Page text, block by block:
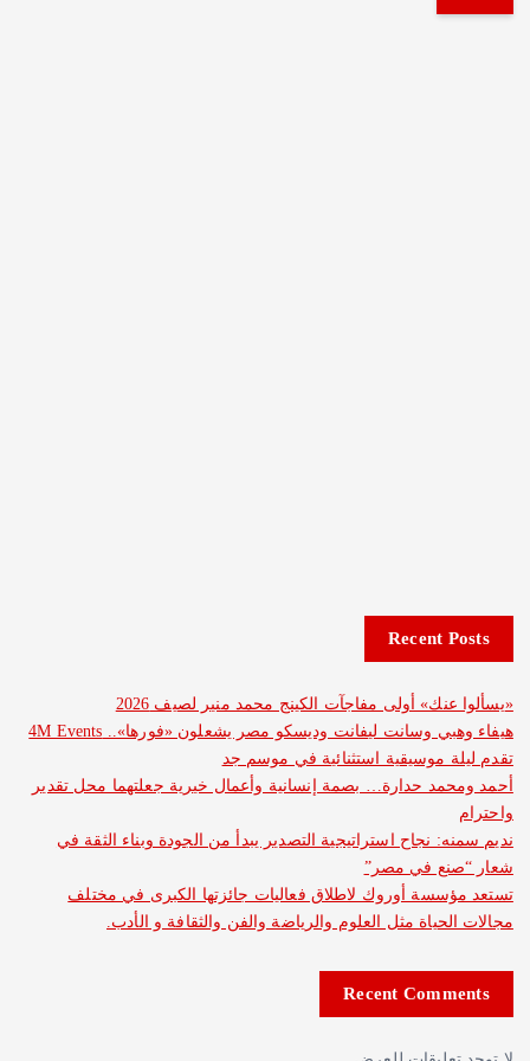
Recent
أولى مفاجآت الكينج محمد منير لصيف 2026
هيفاء وهبي وسانت ليفانت وديسكو مصر يشعلون «فورها».. 4M Events
موسيقية استثنائية في موسم جد
حدارة… بصمة إنسانية وأعمال خيرية جعلتهما محل تقدير
نجاح استراتيجية التصدير يبدأ من الجودة وبناء الثقة في
في مصر”
أوروك لاطلاق فعاليات جائزتها الكبرى في مختلف
مثل العلوم والرياضة والفن والثقافة و الأدب.
Recent